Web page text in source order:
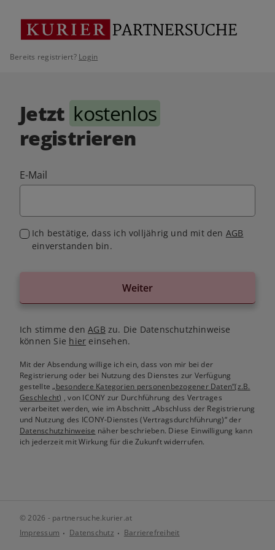
Bereits registriert? Login
Jetzt kostenlos
registrieren
E-Mail
Ich bestätige, dass ich volljährig und mit den AGB
einverstanden bin.
Weiter
Ich stimme denAGB zu. Die Datenschutzhinweise
können Sie hier einsehen.
Mit der Absendung willige ich ein, dass von mir bei der
Registrierung oder bei Nutzung des Dienstes zur Verfügung
gestellte„besondere Kategorien personenbezogener Daten“(z.B.
Geschlecht) , von ICONY zur Durchführung des Vertrages
verarbeitet werden, wie im Abschnitt „Abschluss der Registrierung
und Nutzung des ICONY-Dienstes (Vertragsdurchführung)“ der
Datenschutzhinweise näher beschrieben. Diese Einwilligung kann
ich jederzeit mit Wirkung für die Zukunft widerrufen.
© 2026 - partnersuche.kurier.at
Impressum
Datenschutz Barrierefreiheit